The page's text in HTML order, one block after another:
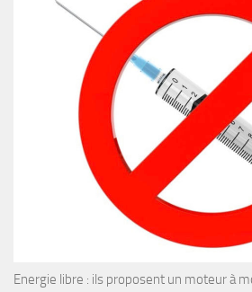
Energie libre : ils proposent un moteur à